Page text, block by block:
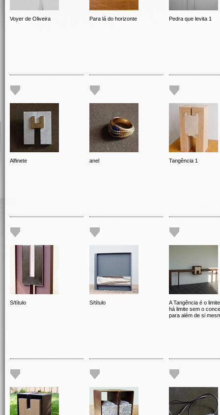
Voyer de Oliveira Para lá do horizonte Pedra que levita 1
Alfinete anel Tangência 1
S/título S/título
A Tangência é o
há limite sem o
para além de si